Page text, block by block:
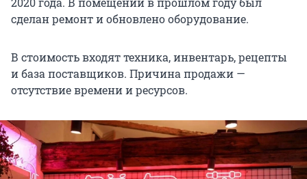
сделан ремонт и обновлено оборудование.
В стоимость входят техника, инвентарь, рецепты
и база поставщиков. Причина продажи —
отсутствие времени и ресурсов.